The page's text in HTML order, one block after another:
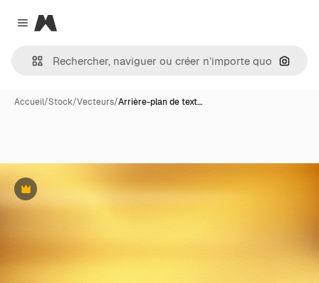
Close menu
Magnific
Accueil/Stock/Vecteurs/Arrière-plan de text…
Premium